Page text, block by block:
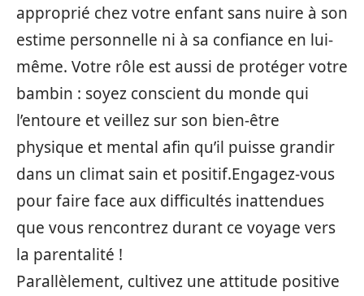
approprié chez votre enfant sans nuire à son
estime personnelle ni à sa confiance en lui-
même. Votre rôle est aussi de protéger votre
bambin : soyez conscient du monde qui
l’entoure et veillez sur son bien-être
physique et mental afin qu’il puisse grandir
dans un climat sain et positif.Engagez-vous
pour faire face aux difficultés inattendues
que vous rencontrez durant ce voyage vers
la parentalité !
Parallèlement, cultivez une attitude positive